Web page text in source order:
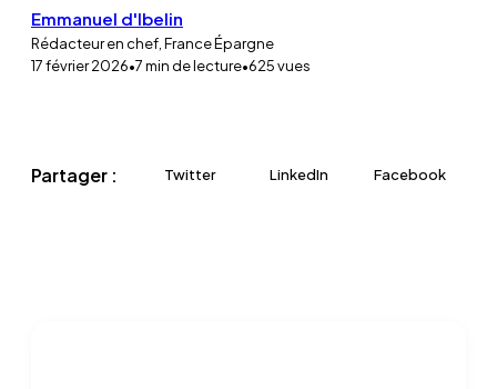
Emmanuel d'Ibelin
Rédacteur en chef, France Épargne
17 février 2026•7min de lecture•625vues
Partager : Twitter LinkedIn Facebook